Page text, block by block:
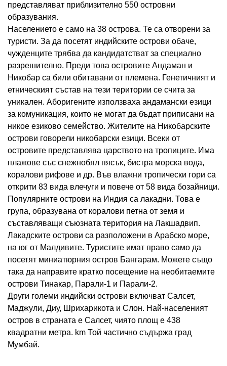
представляват приблизително 550 островни
образувания.
Населението е само на 38 острова. Те са отворени за
туристи. За да посетят индийските острови обаче,
чужденците трябва да кандидатстват за специално
разрешително. Преди това островите Андаман и
Никобар са били обитавани от племена. Генетичният и
етническият състав на тези територии се счита за
уникален. Аборигените използваха андамански езици
за комуникация, които не могат да бъдат приписани на
никое езиково семейство. Жителите на Никобарските
острови говорели никобарски езици. Всеки от
островите представлява царството на тропиците. Има
плажове със снежнобял пясък, бистра морска вода,
коралови рифове и др. Във влажни тропически гори са
открити 83 вида влечуги и повече от 58 вида бозайници.
Популярните острови на Индия са лакадни. Това е
група, образувана от коралови петна от земя и
съставляващи съюзната територия на Лакшадвип.
Лакадските острови са разположени в Арабско море,
на юг от Малдивите. Туристите имат право само да
посетят миниатюрния остров Бангарам. Можете също
така да направите кратко посещение на необитаемите
острови Тинакар, Парали-1 и Парали-2.
Други големи индийски острови включват Салсет,
Маджули, Диу, Шрихарикота и Слон. Най-населеният
остров в страната е Салсет, чиято площ е 438
квадратни метра. km Той частично съдържа град
Мумбай.